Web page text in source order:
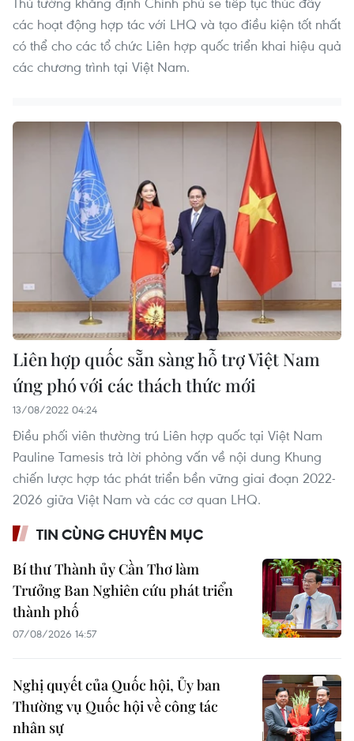
các hoạt động hợp tác với LHQ và tạo điều kiện tốt nhất
có thể cho các tổ chức Liên hợp quốc triển khai hiệu quả
các chương trình tại Việt Nam.
Liên hợp quốc sẵn sàng hỗ trợ Việt Nam
ứng phó với các thách thức mới
13/08/2022 04:24
Điều phối viên thường trú Liên hợp quốc tại Việt Nam
Pauline Tamesis trả lời phỏng vấn về nội dung Khung
chiến lược hợp tác phát triển bền vững giai đoạn 2022-
2026 giữa Việt Nam và các cơ quan LHQ.
TIN CÙNG CHUYÊN MỤC
Bí thư Thành ủy Cần Thơ làm
Trưởng Ban Nghiên cứu phát triển
thành phố
07/08/2026 14:57
Nghị quyết của Quốc hội, Ủy ban
Thường vụ Quốc hội về công tác
nhân sự